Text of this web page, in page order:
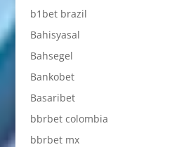
b1bet brazil
Bahisyasal
Bahsegel
Bankobet
Basaribet
bbrbet colombia
bbrbet mx